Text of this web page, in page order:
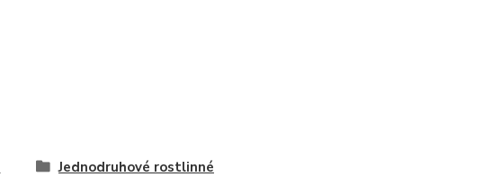
Jednodruhové rostlinné